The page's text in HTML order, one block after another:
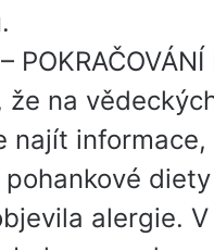
POKRAČOVÁNÍ
že na
najít informace,
alergie. V